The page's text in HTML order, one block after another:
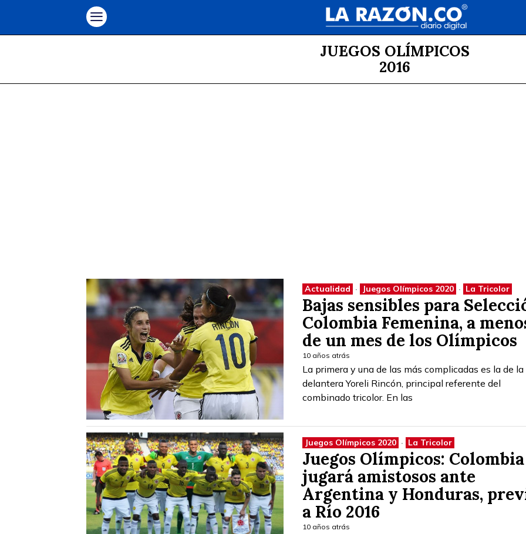
JUEGOS OLÍMPICOS
2016
Actualidad · Juegos Olímpicos 2020 · La Tricolor
Bajas sensibles para
Colombia Femenina, a
de un mes de los Olímpicos
10 años atrás
La primera y una de las más complicadas es la de la
delantera Yoreli Rincón, principal referente del
combinado tricolor. En las
Juegos Olímpicos 2020 · La Tricolor
Juegos Olímpicos: Colombia
jugará amistosos ante
Argentina y Honduras,
a Río 2016
10 años atrás